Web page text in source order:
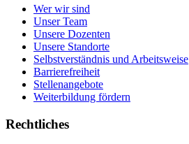
Wer wir sind
Unser Team
Unsere Dozenten
Unsere Standorte
Selbstverständnis und Arbeitsweise
Barrierefreiheit
Stellenangebote
Weiterbildung fördern
Rechtliches